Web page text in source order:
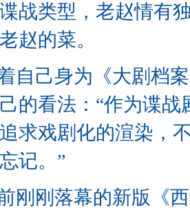
战类型，老赵情有
赵的菜。
自己身为《大剧档
的看法：“作为谍
求戏剧化的渲染，
记。”
刚刚落幕的新版《